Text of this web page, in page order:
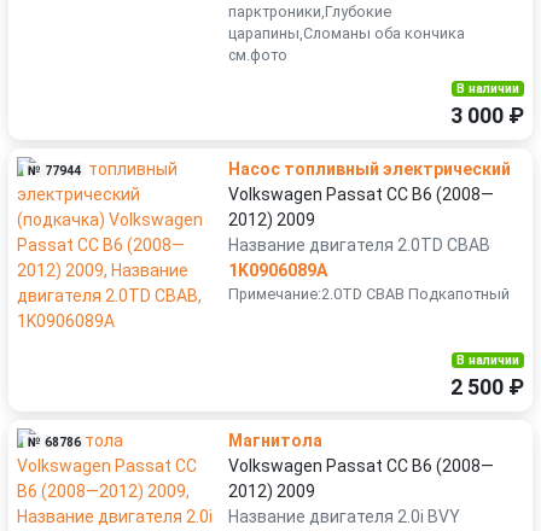
парктроники,Глубокие
царапины,Сломаны оба кончика
см.фото
В наличии
3 000 ₽
№ 77944
Насос топливный электрический
Volkswagen Passat CC B6 (2008—
2012) 2009
Название двигателя 2.0TD CBAB
1K0906089A
Примечание:2.0TD CBAB Подкапотный
В наличии
2 500 ₽
№ 68786
Магнитола
Volkswagen Passat CC B6 (2008—
2012) 2009
Название двигателя 2.0i BVY